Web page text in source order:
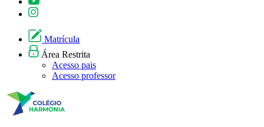
Matrícula
Área Restrita
Acesso pais
Acesso professor